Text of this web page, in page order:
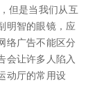
但是当我们从互
明智的眼镜，应
络广告不能区分
会让许多人陷入
动厅的常用设